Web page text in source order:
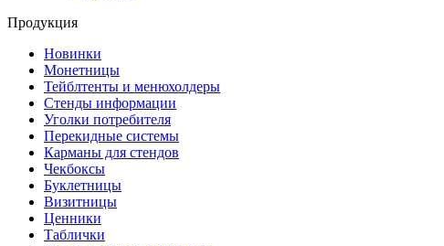
Продукция
Новинки
Монетницы
Тейблтенты и менюхолдеры
Стенды информации
Уголки потребителя
Перекидные системы
Карманы для стендов
Чекбоксы
Буклетницы
Визитницы
Ценники
Таблички